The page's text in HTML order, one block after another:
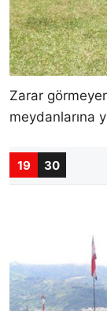
Zarar
meydanlarına
19 30